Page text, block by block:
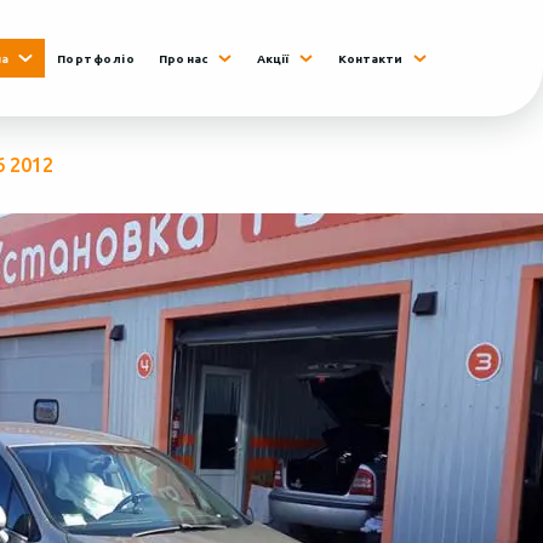
Портфоліо Про нас Акції Контакти
2012